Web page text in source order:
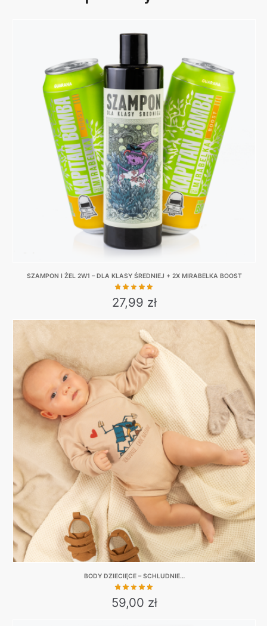
SZAMPON I ŻEL 2W1 – DLA KLASY ŚREDNIEJ + 2X MIRABELKA BOOST
27,99 zł
BODY DZIECIĘCE – SCHLUDNIE…
59,00 zł